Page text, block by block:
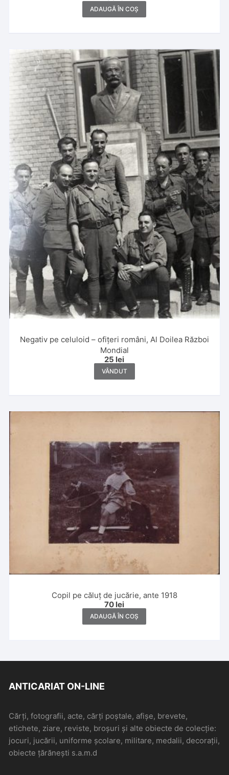
ADAUGĂ ÎN COȘ
Negativ pe celuloid – ofițeri români, Al Doilea Război
Mondial
25 lei
VÂNDUT
Copil pe căluț de jucărie, ante 1918
70 lei
ADAUGĂ ÎN COȘ
ANTICARIAT ON-LINE
Cărți, fotografii, acte, cărți poștale, afișe, brevete,
etichete, ziare, reviste, broșuri și alte obiecte de colecție:
jocuri, jucării, uniforme școlare, militare, medalii, decorații,
obiecte țărănești s.a.m.d